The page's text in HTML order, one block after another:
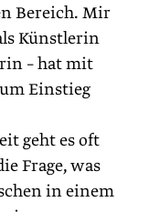
Bereich. Mir
Künstlerin
– hat mit
Einstieg
geht es oft
Frage, was
in einem